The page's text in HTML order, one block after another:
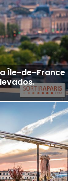
Île-de-France